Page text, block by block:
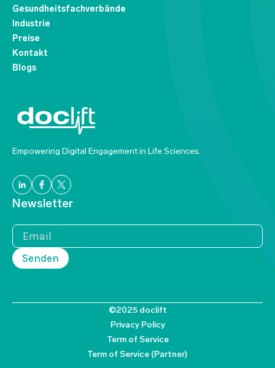
Gesundheitsfachverbände
Industrie
Preise
Kontakt
Blogs
Empowering Digital Engagement in Life Sciences.
Newsletter
©2025 doclift
Privacy Policy
Term of Service
Term of Service (Partner)